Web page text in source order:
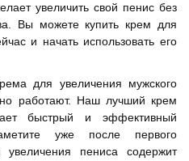
увеличить свой пенис без
Вы можете купить крем для
и начать использовать его
для увеличения мужского
работают. Наш лучший крем
быстрый и эффективный
уже после первого
пениса содержит